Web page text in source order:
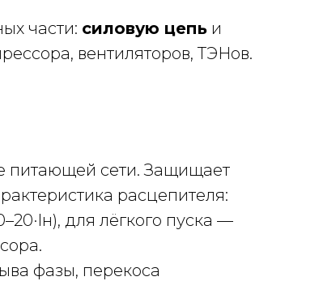
части: силовую цепь и
вентиляторов, ТЭНов.
питающей сети. Защищает
расцепителя:
для лёгкого пуска —
фазы, перекоса